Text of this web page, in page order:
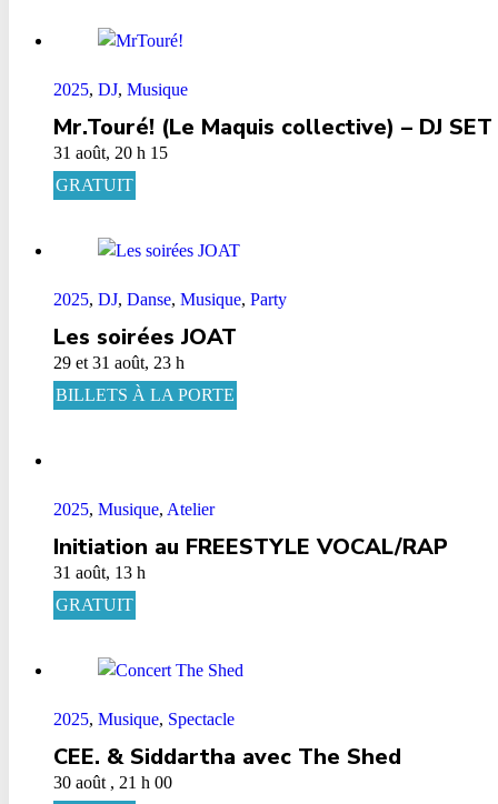
2025, DJ, Musique
Mr.Touré! (Le Maquis collective) – DJ SET
31 août, 20 h 15
GRATUIT
2025, DJ, Danse, Musique, Party
Les soirées JOAT
29 et 31 août, 23 h
BILLETS À LA PORTE
2025, Musique, Atelier
Initiation au FREESTYLE VOCAL/RAP
31 août, 13 h
GRATUIT
2025, Musique, Spectacle
CEE. & Siddartha avec The Shed
30 août , 21 h 00